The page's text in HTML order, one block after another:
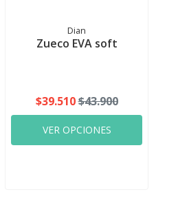
Dian
Zueco EVA soft
$39.510$43.900
VER OPCIONES